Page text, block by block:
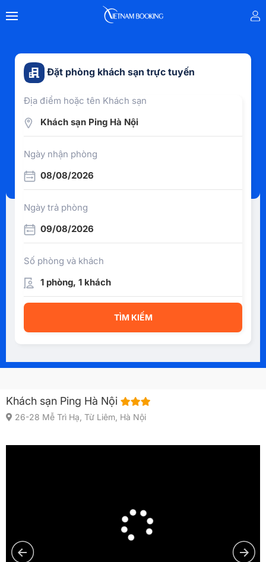
Đặt phòng khách sạn trực tuyến
Địa điểm hoặc tên Khách sạn
Khách sạn Ping Hà Nội
Ngày nhận phòng
08/08/2026
Ngày trả phòng
09/08/2026
Số phòng và khách
1 phòng, 1 khách
TÌM KIẾM
Khách sạn Ping Hà Nội
26-28 Mễ Trì Hạ, Từ Liêm, Hà Nội